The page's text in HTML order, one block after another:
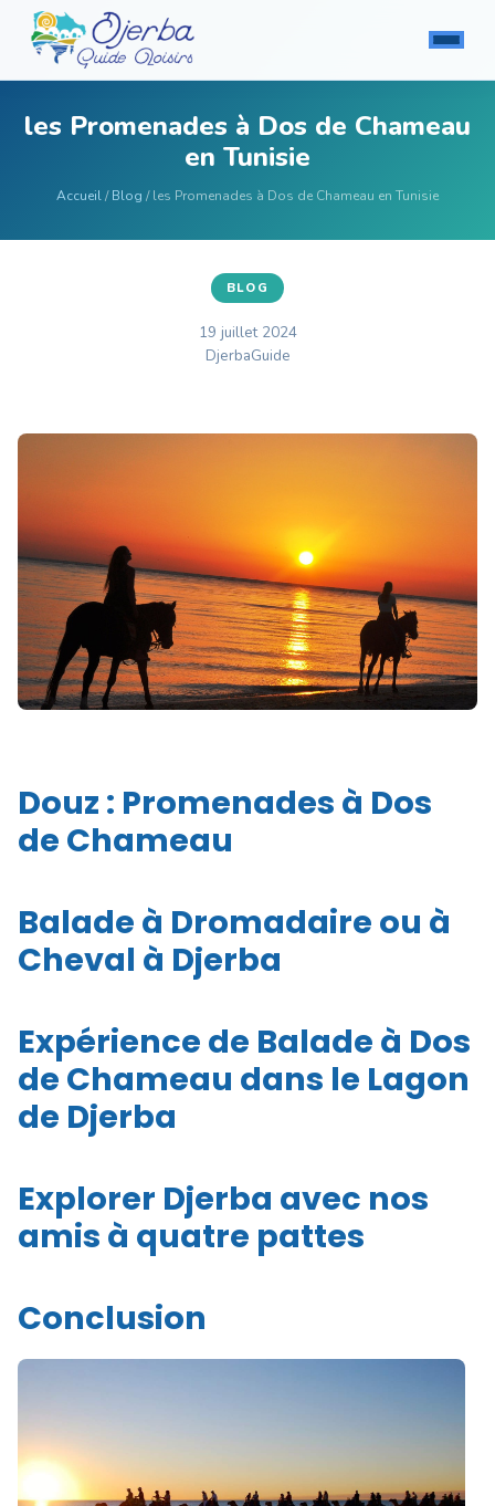
les Promenades à Dos de Chameau
en Tunisie
Accueil/Blog / les Promenades à Dos de Chameau en Tunisie
BLOG
19 juillet 2024
DjerbaGuide
Douz : Promenades à Dos
de Chameau
Balade à Dromadaire ou à
Cheval à Djerba
Expérience de Balade à Dos
de Chameau dans le Lagon
de Djerba
Explorer Djerba avec nos
amis à quatre pattes
Conclusion